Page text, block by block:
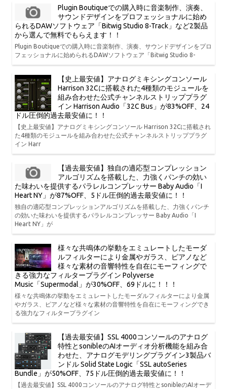
Plugin Boutiqueでの購入時に音楽制作、演奏、
サウンドデザインをプロフェッショナルに始め
られるDAWソフトウェア「Bitwig Studio 8-Track」など2製品
から選んで無料でもらえます！！
Plugin Boutiqueでの購入時に音楽制作、演奏、サウンドデザインをプロ
フェッショナルに始められるDAWソフトウェア「Bitwig Studio 8-
【史上最安値】アナログミキシングコンソール
Harrison 32Cに搭載された4種類のモジュールを
組み合わせた公式チャンネルストリッププラグ
イン Harrison Audio「32C Bus」が83%OFF、24
ドル圧倒的過去最安値に！！
【史上最安値】アナログミキシングコンソール Harrison 32Cに搭載され
た4種類のモジュールを組み合わせた公式チャンネルストリッププラグ
イン Harr
【過去最安値】独自の適応型コンプレッション
アルゴリズムを搭載した、力強くパンチの効い
た味わいを提供するパラレルコンプレッサー Baby Audio「I
Heart NY」が87%OFF、5ドル圧倒的過去最安値に！！
独自の適応型コンプレッションアルゴリズムを搭載した、力強くパンチ
の効いた味わいを提供するパラレルコンプレッサー Baby Audio「I
Heart NY」が
様々な共鳴体の挙動をエミュレートしたモーダ
ルフィルターにより金属やガラス、ピアノなど
様々な素材の音響特性を自在にモーフィングで
きる強力なフィルタープラグイン Polyverse
Music「Supermodal」が30%OFF、69ドルに！！！
様々な共鳴体の挙動をエミュレートしたモーダルフィルターにより金属
やガラス、ピアノなど様々な素材の音響特性を自在にモーフィングでき
る強力なフィルタープラグイン
【過去最安値】SSL 4000コンソールのアナログ
特性とsonibleのAIオーディオ分析機能を組み合
わせた、アナログモデリングプラグイン3製品バ
ンドル Solid State Logic「SSL autoSeries
Bundle」が50%OFF、75ドル圧倒的過去最安値に！！
【過去最安値】SSL 4000コンソールのアナログ特性とsonibleのAIオーデ